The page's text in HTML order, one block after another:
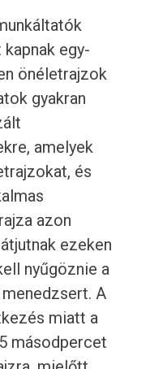
egy-
önéletrajzok
gyakran
amelyek
és
azon
ezeken
nyűgöznie a
A
miatt a
másodpercet